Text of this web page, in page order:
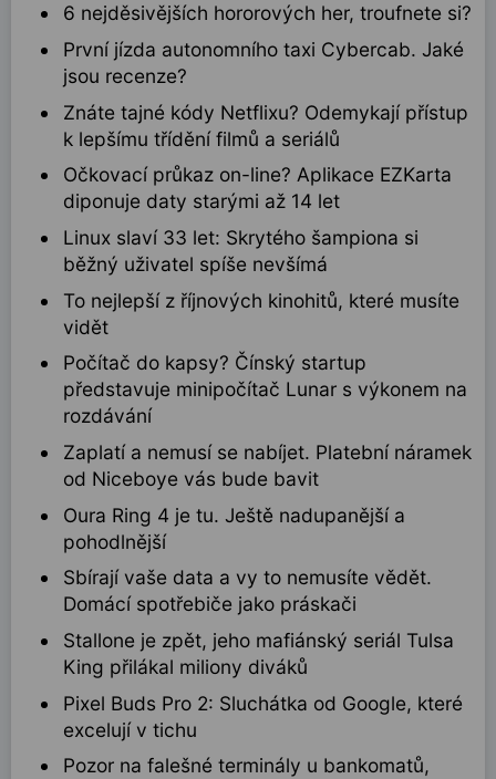
6 nejděsivějších hororových her, troufnete si?
První jízda autonomního taxi Cybercab. Jaké
jsou recenze?
Znáte tajné kódy Netflixu? Odemykají přístup
k lepšímu třídění filmů a seriálů
Očkovací průkaz on-line? Aplikace EZKarta
diponuje daty starými až 14 let
Linux slaví 33 let: Skrytého šampiona si
běžný uživatel spíše nevšímá
To nejlepší z říjnových kinohitů, které musíte
vidět
Počítač do kapsy? Čínský startup
představuje minipočítač Lunar s výkonem na
rozdávání
Zaplatí a nemusí se nabíjet. Platební náramek
od Niceboye vás bude bavit
Oura Ring 4 je tu. Ještě nadupanější a
pohodlnější
Sbírají vaše data a vy to nemusíte vědět.
Domácí spotřebiče jako práskači
Stallone je zpět, jeho mafiánský seriál Tulsa
King přilákal miliony diváků
Pixel Buds Pro 2: Sluchátka od Google, které
excelují v tichu
Pozor na falešné terminály u bankomatů,